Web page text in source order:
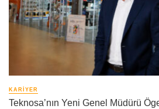
KARIYER
Teknosa’nın Yeni Genel Müdürü